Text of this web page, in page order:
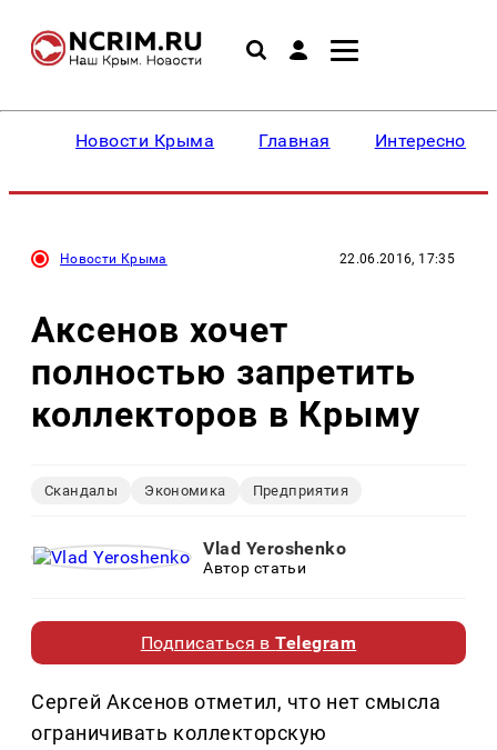
Новости Крыма Главная Интересное
Новости Крыма 22.06.2016, 17:35
Аксенов хочет
полностью запретить
коллекторов в Крыму
Скандалы Экономика Предприятия
Vlad Yeroshenko
Автор статьи
Подписаться вTelegram
Сергей Аксенов отметил, что нет смысла
ограничивать коллекторскую